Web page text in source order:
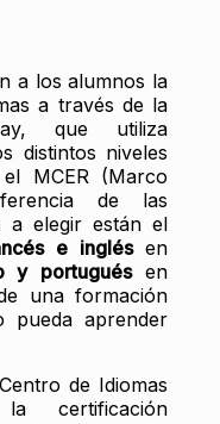
a los alumnos la
a través de la
que utiliza
distintos niveles
MCER (Marco
de las
a elegir están el
e inglésen
y portuguésen
una formación
pueda aprender
de Idiomas
certificación